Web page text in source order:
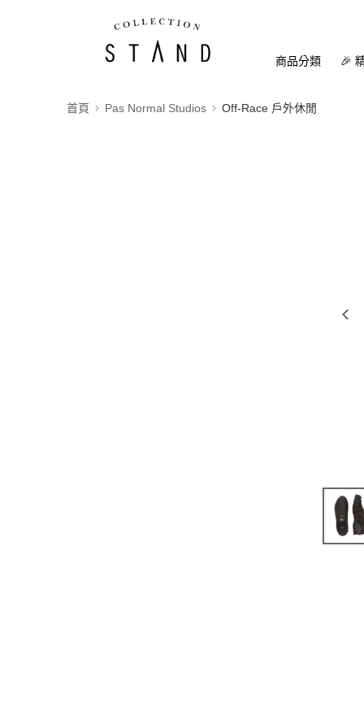
商品分類 🎉
首頁 Pas Normal Studios Off-Race 戶外休閒